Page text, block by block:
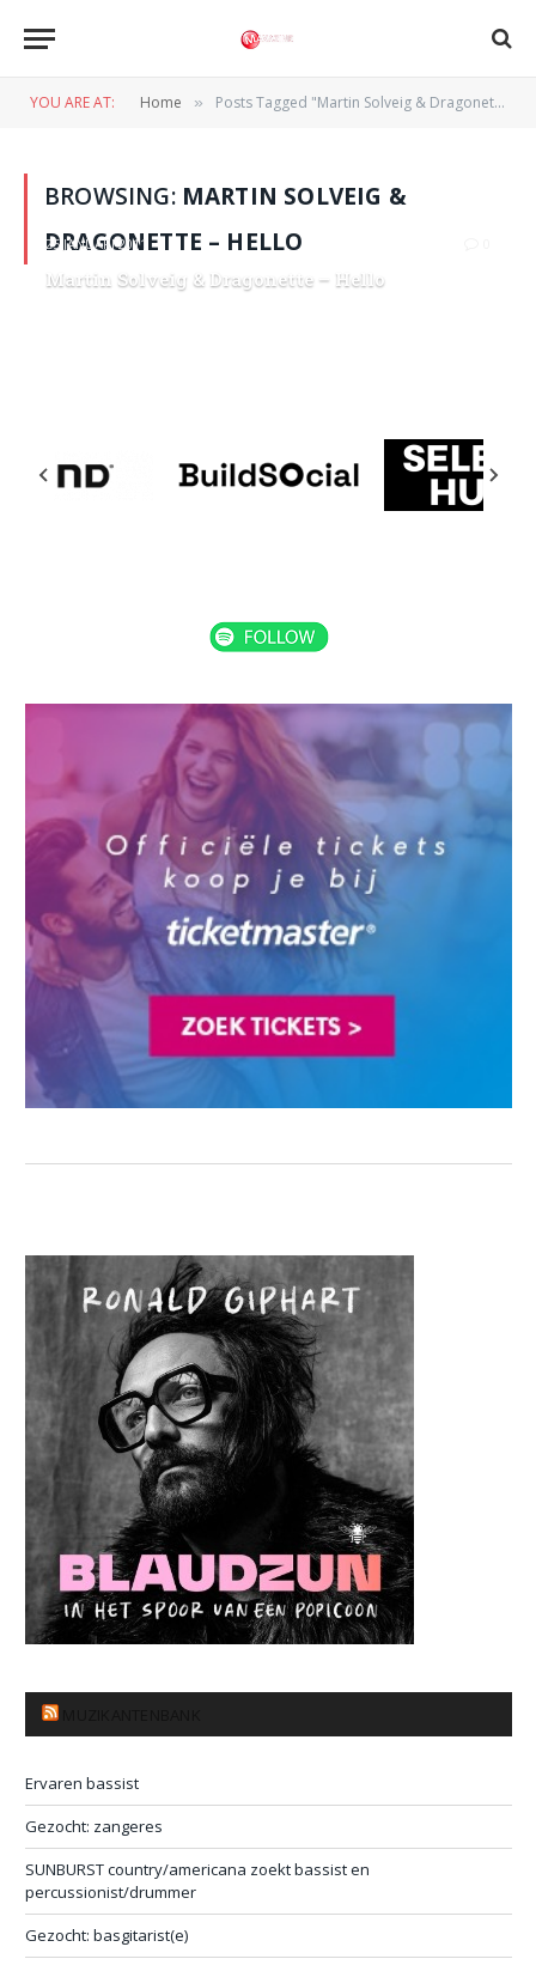
YOU ARE AT: Home » Posts Tagged "Martin Solveig & Dragonette – Hello"
BROWSING: MARTIN SOLVEIG &
DRAGONETTE – HELLO
25 JANUARI 2011
Martin Solveig & Dragonette – Hello
Ervaren bassist
Gezocht: zangeres
SUNBURST country/americana zoekt bassist en
percussionist/drummer
Gezocht: basgitarist(e)